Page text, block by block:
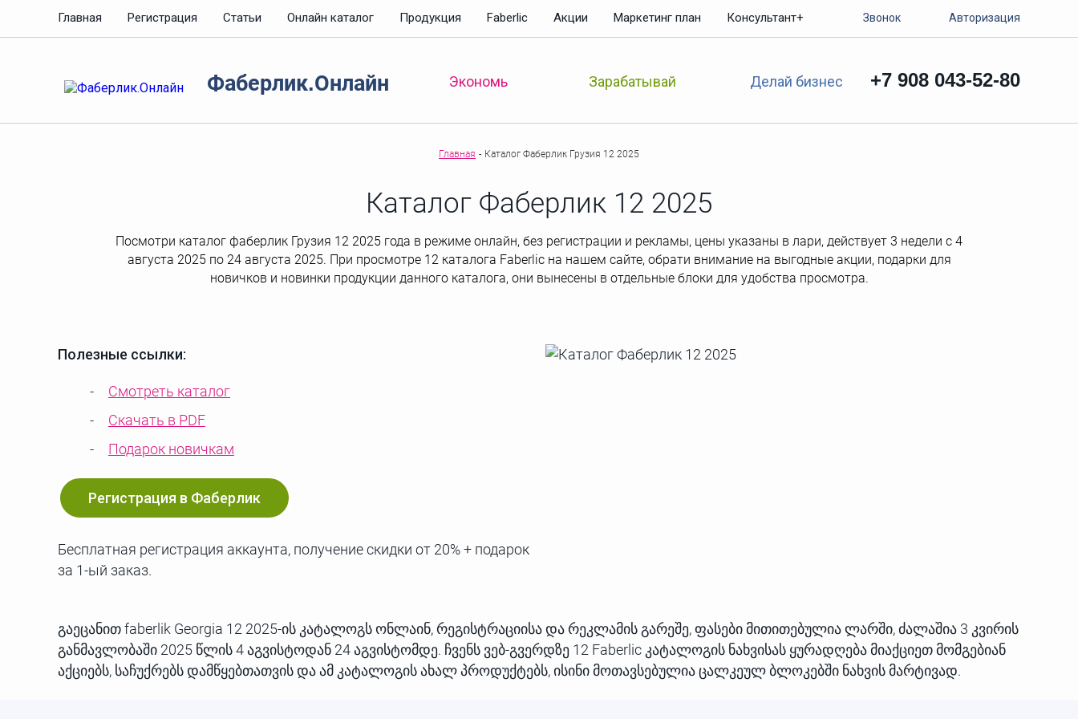
Главная Регистрация Статьи Онлайн каталог Продукция Faberlic Акции Маркетинг план Консультант+ Звонок Авторизация
Фаберлик.Онлайн Экономь Зарабатывай Делай бизнес +7 908 043-52-80
Главная - Каталог Фаберлик Грузия 12 2025
Каталог Фаберлик 12 2025
Посмотри каталог фаберлик Грузия 12 2025 года в режиме онлайн, без регистрации и рекламы, цены указаны в лари, действует 3 недели с 4
августа 2025 по 24 августа 2025. При просмотре 12 каталога Faberlic на нашем сайте, обрати внимание на выгодные акции, подарки для
новичков и новинки продукции данного каталога, они вынесены в отдельные блоки для удобства просмотра.
Полезные ссылки:
Смотреть каталог
Скачать в PDF
Подарок новичкам
Регистрация в Фаберлик
Бесплатная регистрация аккаунта, получение скидки от 20% + подарок
за 1-ый заказ.
გაეცანით faberlik Georgia 12 2025-ის კატალოგს ონლაინ, რეგისტრაციისა და რეკლამის გარეშე, ფასები მითითებულია ლარში, ძალაშია 3 კვირის
განმავლობაში 2025 წლის 4 აგვისტოდან 24 აგვისტომდე. ჩვენს ვებ-გვერდზე 12 Faberlic კატალოგის ნახვისას ყურადღება მიაქციეთ მომგებიან
აქციებს, საჩუქრებს დამწყებთათვის და ამ კატალოგის ახალ პროდუქტებს, ისინი მოთავსებულია ცალკეულ ბლოკებში ნახვის მარტივად.